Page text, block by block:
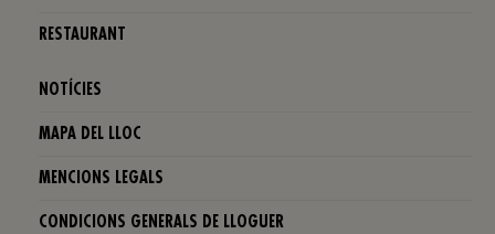
RESTAURANT
NOTÍCIES
MAPA DEL LLOC
MENCIONS LEGALS
CONDICIONS GENERALS DE LLOGUER